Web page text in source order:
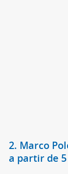
2. Marco
a partir de